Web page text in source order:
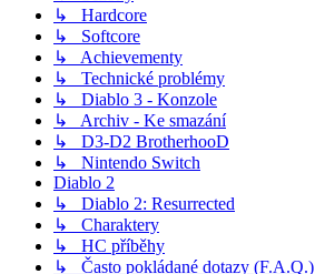
↳ Hardcore
↳ Softcore
↳ Achievementy
↳ Technické problémy
↳ Diablo 3 - Konzole
↳ Archiv - Ke smazání
↳ D3-D2 BrotherhooD
↳ Nintendo Switch
Diablo 2
↳ Diablo 2: Resurrected
↳ Charaktery
↳ HC příběhy
↳ Často pokládané dotazy (F.A.Q.)